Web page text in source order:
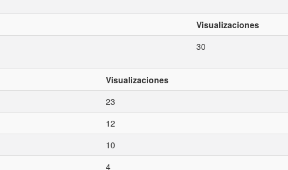
Visualizaciones
30
Visualizaciones
23
12
10
4